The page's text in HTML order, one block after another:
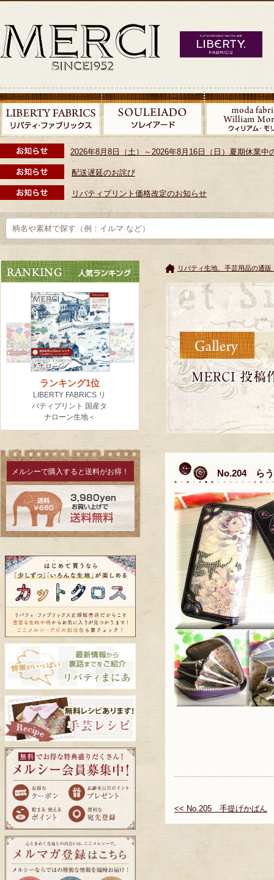
2026年8月8日（土）～2026年8月16日（日）夏期休業中
配送遅延のお詫び
リバティプリント価格改定のお知らせ
メルシーで購入すると送料がお得！
リバティ生地、手芸用品の通
No.204 らう
<< No.205 手提げかばん